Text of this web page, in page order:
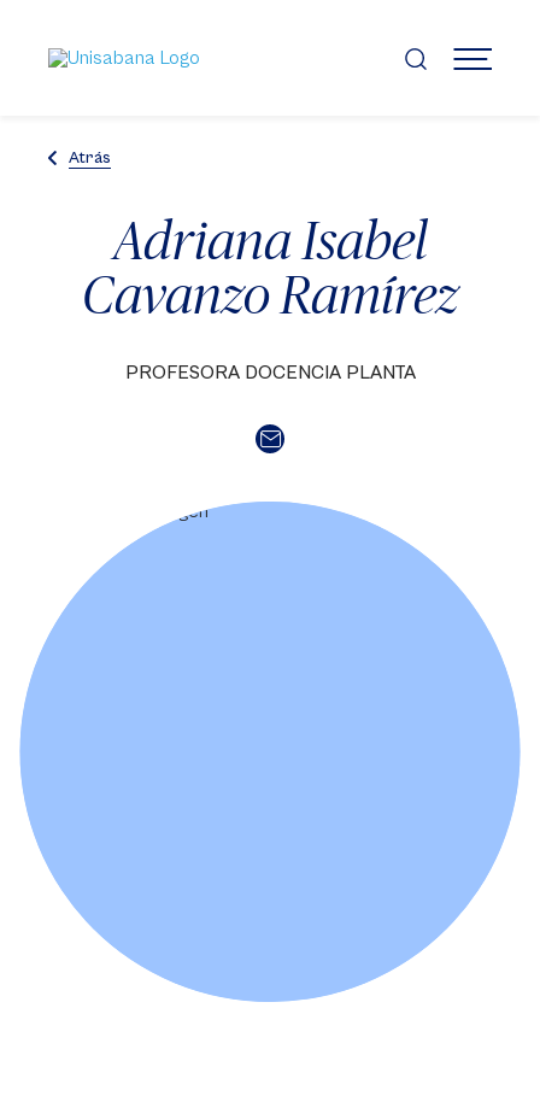
contenido
principal
MENÚ
Atrás
Adriana Isabel
Cavanzo Ramírez
PROFESORA DOCENCIA PLANTA